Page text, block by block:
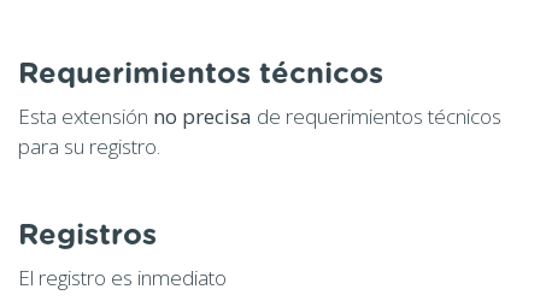
Requerimientos técnicos
Esta extensión no precisa de requerimientos técnicos
para su registro.
Registros
El registro es inmediato